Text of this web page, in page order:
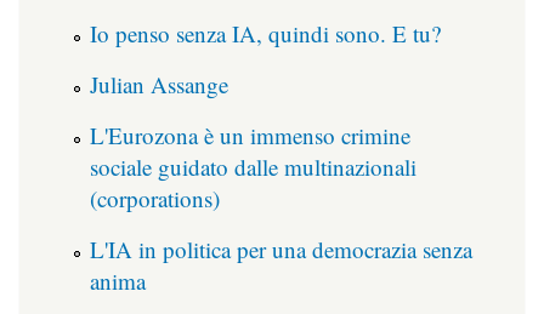
Io penso senza IA, quindi sono. E tu?
Julian Assange
L'Eurozona è un immenso crimine
sociale guidato dalle multinazionali
(corporations)
L'IA in politica per una democrazia senza
anima